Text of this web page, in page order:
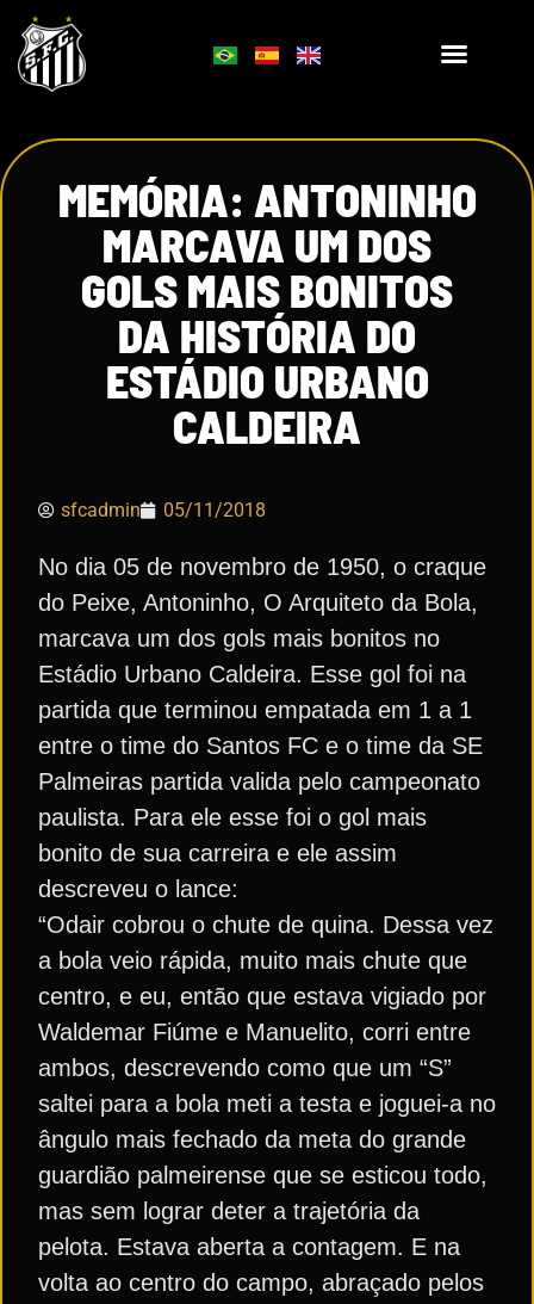
MEMÓRIA: ANTONINHO
MARCAVA UM DOS
GOLS MAIS BONITOS
DA HISTÓRIA DO
ESTÁDIO URBANO
CALDEIRA
sfcadmin 05/11/2018
No dia 05 de novembro de 1950, o craque
do Peixe, Antoninho, O Arquiteto da Bola,
marcava um dos gols mais bonitos no
Estádio Urbano Caldeira. Esse gol foi na
partida que terminou empatada em 1 a 1
entre o time do Santos FC e o time da SE
Palmeiras partida valida pelo campeonato
paulista. Para ele esse foi o gol mais
bonito de sua carreira e ele assim
descreveu o lance:
“Odair cobrou o chute de quina. Dessa vez
a bola veio rápida, muito mais chute que
centro, e eu, então que estava vigiado por
Waldemar Fiúme e Manuelito, corri entre
ambos, descrevendo como que um “S”
saltei para a bola meti a testa e joguei-a no
ângulo mais fechado da meta do grande
guardião palmeirense que se esticou todo,
mas sem lograr deter a trajetória da
pelota. Estava aberta a contagem. E na
volta ao centro do campo, abraçado pelos